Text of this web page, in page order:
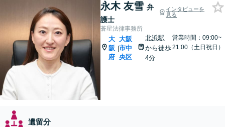
永木 友雪 弁
護士
インタビューを
見る
蒼星法律事務所
大
阪
府
|
大阪
市中
央区
北浜駅
から徒歩
4分
営業時間：09:00~
21:00（土日祝日）
遺留分